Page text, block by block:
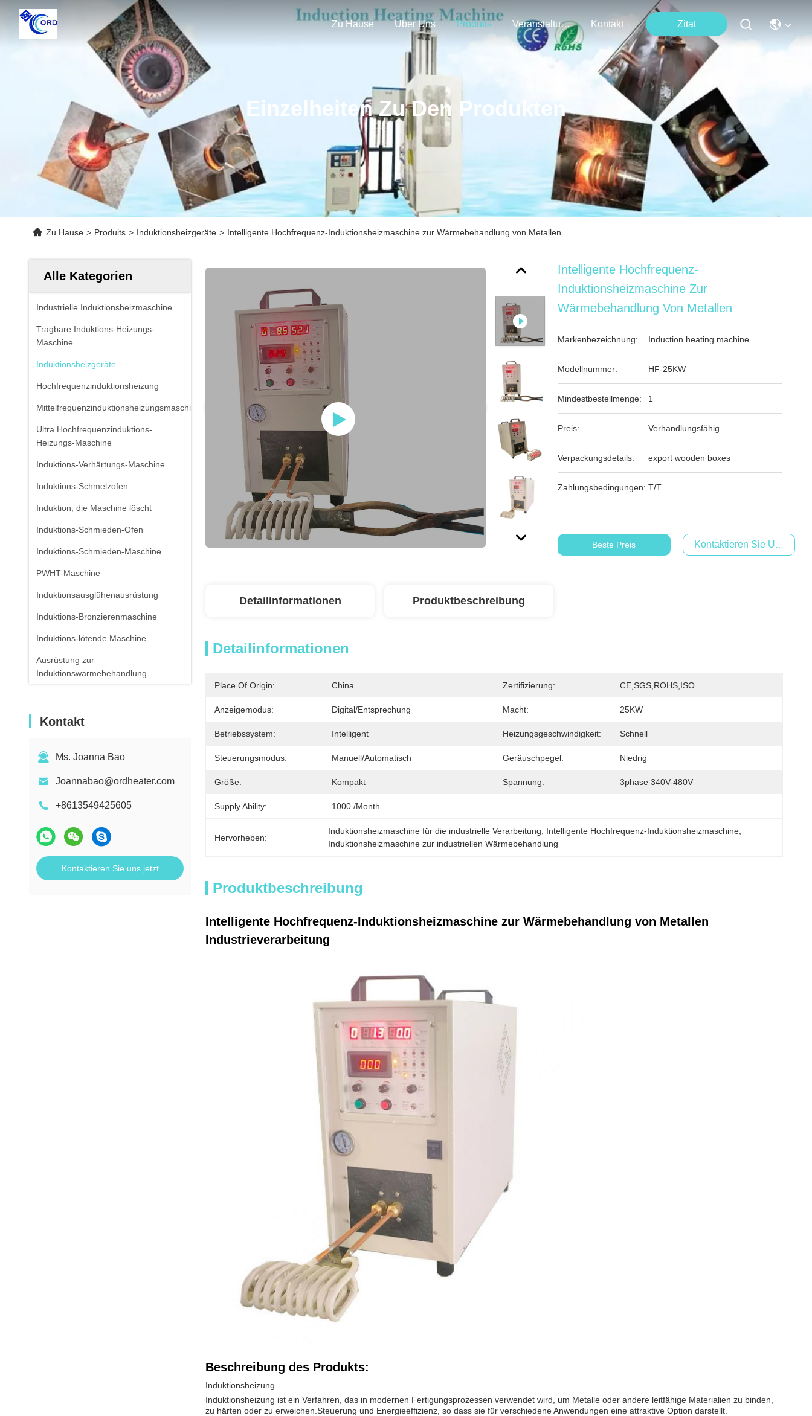
Zu Hause Über Uns Produits Veranstaltungen Kontakt Zitat
Einzelheiten Zu Den Produkten
Zu Hause > Produits > Induktionsheizgeräte > Intelligente Hochfrequenz-Induktionsheizmaschine zur Wärmebehandlung von Metallen
Alle Kategorien
Industrielle Induktionsheizmaschine
Tragbare Induktions-Heizungs-
Maschine
Induktionsheizgeräte
Hochfrequenzinduktionsheizung
Mittelfrequenzinduktionsheizungsmaschine
Ultra Hochfrequenzinduktions-
Heizungs-Maschine
Induktions-Verhärtungs-Maschine
Induktions-Schmelzofen
Induktion, die Maschine löscht
Induktions-Schmieden-Ofen
Induktions-Schmieden-Maschine
PWHT-Maschine
Induktionsausglühenausrüstung
Induktions-Bronzierenmaschine
Induktions-lötende Maschine
Ausrüstung zur
Induktionswärmebehandlung
Infrarotthermometer
Kontakt
Ms. Joanna Bao
Joannabao@ordheater.com
+8613549425605
Kontaktieren Sie uns jetzt
Intelligente Hochfrequenz-
Induktionsheizmaschine Zur
Wärmebehandlung Von Metallen
Markenbezeichnung: Induction heating machine
Modellnummer: HF-25KW
Mindestbestellmenge: 1
Preis: Verhandlungsfähig
Verpackungsdetails: export wooden boxes
Zahlungsbedingungen: T/T
Beste Preis Kontaktieren Sie Uns Jetzt
Detailinformationen Produktbeschreibung
Detailinformationen
Place Of Origin: China Zertifizierung: CE,SGS,ROHS,ISO
Anzeigemodus: Digital/Entsprechung Macht: 25KW
Betriebssystem: Intelligent Heizungsgeschwindigkeit: Schnell
Steuerungsmodus: Manuell/automatisch Geräuschpegel: Niedrig
Größe: Kompakt Spannung: 3phase 340V-480V
Supply Ability: 1000 /month
Hervorheben:
Induktionsheizmaschine für die industrielle Verarbeitung Intelligente Hochfrequenz-Induktionsheizmaschine
Induktionsheizmaschine zur industriellen Wärmebehandlung
Produktbeschreibung
Intelligente Hochfrequenz-Induktionsheizmaschine zur Wärmebehandlung von Metallen
Industrieverarbeitung
Beschreibung des Produkts:
Induktionsheizung
Induktionsheizung ist ein Verfahren, das in modernen Fertigungsprozessen verwendet wird, um Metalle oder andere leitfähige Materialien zu binden,
zu härten oder zu erweichen.Steuerung und Energieeffizienz, so dass sie für verschiedene Anwendungen eine attraktive Option darstellt.